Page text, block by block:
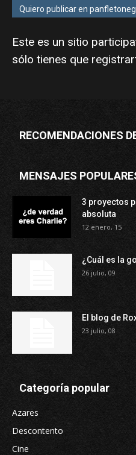
Quiero publicar en
Este es un sitio
sólo tienes que
RECOMENDACIONES
MENSAJES
3 proyectos
absoluta
12 enero, 15
¿Cuál es la
26 julio, 09
El blog de
23 julio, 08
Categoría popular
Azares
Descontento
Cine